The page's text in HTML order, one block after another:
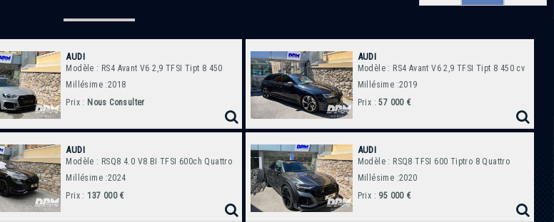
AUDI
Modèle : RS4 Avant V6 2,9 TFSI Tipt 8 450
Millésime :2018
Prix : Nous Consulter
AUDI
Modèle : RS4 Avant V6 2,9 TFSI Tipt 8 450 cv
Millésime :2019
Prix :57 000 €
AUDI
Modèle : RSQ8 4.0 V8 BI TFSI 600ch Quattro
Millésime :2024
Prix : 137 000 €
AUDI
Modèle : RSQ8 TFSI 600 Tiptro 8 Quattro
Millésime :2020
Prix : 95 000 €